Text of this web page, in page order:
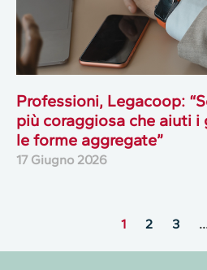
Professioni, Legacoop:
più coraggiosa che aiuti i
le forme aggregate”
17 Giugno 2026
1 2 3